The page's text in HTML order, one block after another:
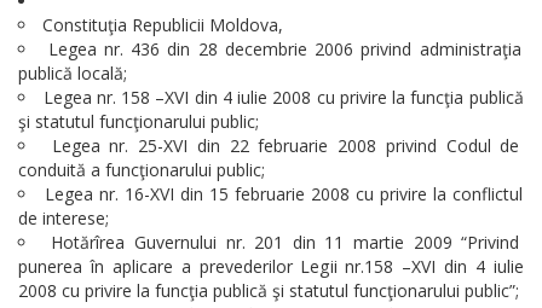
Constituţia Republicii Moldova,
Legea nr. 436 din 28 decembrie 2006 privind administraţia
publică locală;
Legea nr. 158 –XVI din 4 iulie 2008 cu privire la funcţia publică
şi statutul funcţionarului public;
Legea nr. 25-XVI din 22 februarie 2008 privind Codul de
conduită a funcţionarului public;
Legea nr. 16-XVI din 15 februarie 2008 cu privire la conflictul
de interese;
Hotărîrea Guvernului nr. 201 din 11 martie 2009 “Privind
punerea în aplicare a prevederilor Legii nr.158 –XVI din 4 iulie
2008 cu privire la funcţia publică şi statutul funcţionarului public”;